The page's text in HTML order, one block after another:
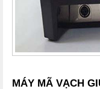
MÁY MÃ VẠCH